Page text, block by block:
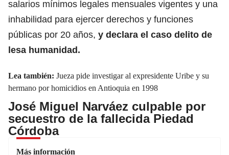
salarios mínimos legales mensuales vigentes y una
inhabilidad para ejercer derechos y funciones
públicas por 20 años, y declara el caso delito de
lesa humanidad.
Lea también: Jueza pide investigar al expresidente Uribe y su
hermano por homicidios en Antioquia en 1998
José Miguel Narváez culpable por
secuestro de la fallecida Piedad
Córdoba
Más información